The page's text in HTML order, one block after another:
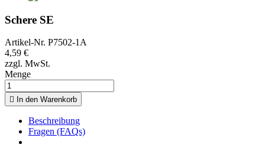
Schere SE
Artikel-Nr. P7502-1A
4,59 €
zzgl. MwSt.
Menge
 In den Warenkorb
Beschreibung
Fragen (FAQs)